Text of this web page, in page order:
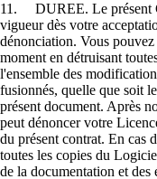
11. DUREE. Le présent
vigueur dès votre
dénonciation. Vous
moment en détruisant
l'ensemble des
fusionnés, quelle que soit
présent document. Après
peut dénoncer votre
du présent contrat. En cas
toutes les copies du
de la documentation et